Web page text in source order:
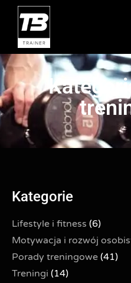
Kategorie
Lifestyle i fitness (6)
Motywacja i rozwój
Porady treningowe (41)
Treningi (14)